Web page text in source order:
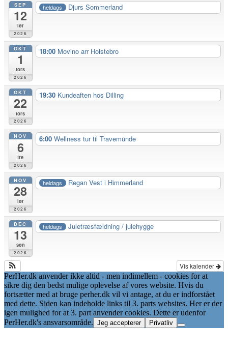
SEP
12
lør
2026
heldags Djurs Sommerland
OKT
1
tors
2026
18:00 Movino arr Holstebro
OKT
22
tors
2026
19:30 Kundeaften hos Dilling
NOV
6
fre
2026
6:00 Wellness tur til Travemūnde
NOV
28
lør
2026
heldags Regan Vest i Himmerland
DEC
13
søn
2026
heldags Juletræsfældning / julehygge
Vis kalender
PerHer.dk anvender ikke altid - men indimellem - cookies for at
sikre dig den bedst mulige oplevelse af vores website. Hvis du
fortsætter med at bruge perher.dk vil vi antage, at du er indforstået
med dette. Siden kan indeholde links til 3. parts websites. Her er der
igen mulighed for at 3. part anvender cookies. Dette er udenfor
PerHer.dk's ansvarsområde. Jeg accepterer Privatliv